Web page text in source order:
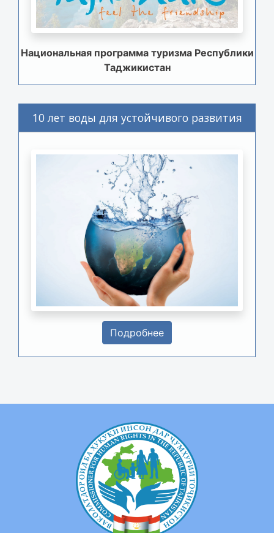
Национальная программа туризма Республики
Таджикистан
10 лет воды для устойчивого развития
Подробнее